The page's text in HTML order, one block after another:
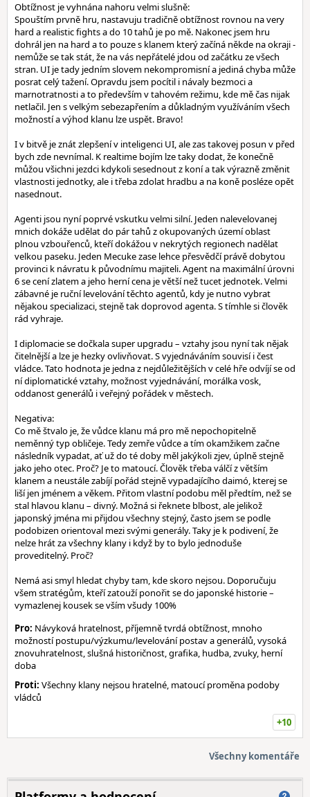
Obtížnost je vyhnána nahoru velmi slušně:
Spouštím prvně hru, nastavuju tradičně obtížnost rovnou na very
hard a realistic fights a do 10 tahů je po mě. Nakonec jsem hru
dohrál jen na hard a to pouze s klanem který začíná někde na okraji -
nemůže se tak stát, že na vás nepřátelé jdou od začátku ze všech
stran. UI je tady jedním slovem nekompromisní a jediná chyba může
posrat celý tažení. Opravdu jsem pocítil i návaly bezmoci a
marnotratnosti a to především v tahovém režimu, kde mě čas nijak
netlačil. Jen s velkým sebezapřením a důkladným využíváním všech
možností a výhod klanu lze uspět. Bravo!
I v bitvě je znát zlepšení v inteligenci UI, ale zas takovej posun v před
bych zde nevnímal. K realtime bojím lze taky dodat, že konečně
můžou všichni jezdci kdykoli sesednout z koní a tak výrazně změnit
vlastnosti jednotky, ale i třeba zdolat hradbu a na koně posléze opět
nasednout.
Agenti jsou nyní poprvé vskutku velmi silní. Jeden nalevelovanej
mnich dokáže udělat do pár tahů z okupovaných území oblast
plnou vzbouřenců, kteří dokážou v nekrytých regionech nadělat
velkou paseku. Jeden Mecuke zase lehce přesvědčí právě dobytou
provinci k návratu k původnímu majiteli. Agent na maximální úrovni
6 se cení zlatem a jeho herní cena je větší než tucet jednotek. Velmi
zábavné je ruční levelování těchto agentů, kdy je nutno vybrat
nějakou specializaci, stejně tak doprovod agenta. S tímhle si člověk
rád vyhraje.
I diplomacie se dočkala super upgradu – vztahy jsou nyní tak nějak
čitelnější a lze je hezky ovlivňovat. S vyjednáváním souvisí i čest
vládce. Tato hodnota je jedna z nejdůležitějších v celé hře odvíjí se od
ní diplomatické vztahy, možnost vyjednávání, morálka vosk,
oddanost generálů i veřejný pořádek v městech.
Negativa:
Co mě štvalo je, že vůdce klanu má pro mě nepochopitelně
neměnný typ obličeje. Tedy zemře vůdce a tím okamžikem začne
následník vypadat, ať už do té doby měl jakýkoli zjev, úplně stejně
jako jeho otec. Proč? Je to matoucí. Člověk třeba válčí z větším
klanem a neustále zabíjí pořád stejně vypadajícího daimó, kterej se
liší jen jménem a věkem. Přitom vlastní podobu měl předtím, než se
stal hlavou klanu – divný. Možná si řeknete blbost, ale jelikož
japonský jména mi přijdou všechny stejný, často jsem se podle
podobizen orientoval mezi svými generály. Taky je k podivení, že
nelze hrát za všechny klany i když by to bylo jednoduše
proveditelný. Proč?
Nemá asi smyl hledat chyby tam, kde skoro nejsou. Doporučuju
všem stratégům, kteří zatouží ponořit se do japonské historie –
vymazlenej kousek se vším všudy 100%
Pro: Návyková hratelnost, příjemně tvrdá obtížnost, mnoho
možností postupu/výzkumu/levelování postav a generálů, vysoká
znovuhratelnost, slušná historičnost, grafika, hudba, zvuky, herní
doba
Proti: Všechny klany nejsou hratelné, matoucí proměna podoby
vládců
+10
Všechny komentáře